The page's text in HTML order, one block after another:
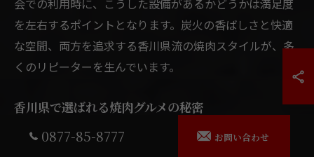
会での利用時に、こうした設備があるかどうかは満足度
を左右するポイントとなります。炭火の香ばしさと快適
な空間、両方を追求する香川県流の焼肉スタイルが、多
くのリピーターを生んでいます。
香川県で選ばれる焼肉グルメの秘密
香川県で焼肉が支持されている理由の一つは、黒毛和牛
0877-85-8777 お問い合わせ